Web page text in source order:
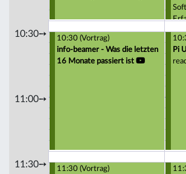
10:30➙
11:00➙
11:30➙
10:30 (Vortrag)
info-beamer - Was die letzten
16 Monate passiert ist
Pi
11:30 (Vortrag)